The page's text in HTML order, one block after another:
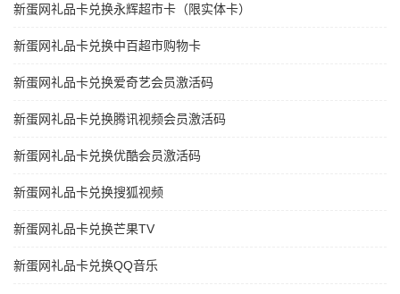
新蛋网礼品卡兑换永辉超市卡（限实体卡）
新蛋网礼品卡兑换中百超市购物卡
新蛋网礼品卡兑换爱奇艺会员激活码
新蛋网礼品卡兑换腾讯视频会员激活码
新蛋网礼品卡兑换优酷会员激活码
新蛋网礼品卡兑换搜狐视频
新蛋网礼品卡兑换芒果TV
新蛋网礼品卡兑换QQ音乐